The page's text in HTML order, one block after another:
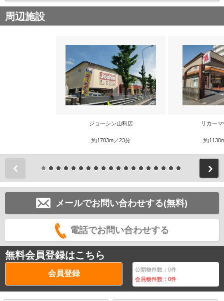
周辺施設
ジョーシン山科店
約1783m／23分
リカー
約
メールでお問い合わせする(無料)
電話でお問い合わせする
無料会員登録はこちら
会員登録 公開物件数：0件
会員物件数：0件